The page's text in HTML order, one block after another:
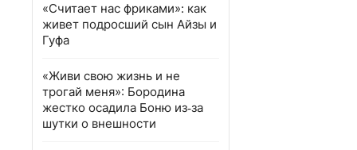
«Считает нас фриками»: как
живет подросший сын Айзы и
Гуфа
«Живи свою жизнь и не
трогай меня»: Бородина
жестко осадила Боню из‑за
шутки о внешности